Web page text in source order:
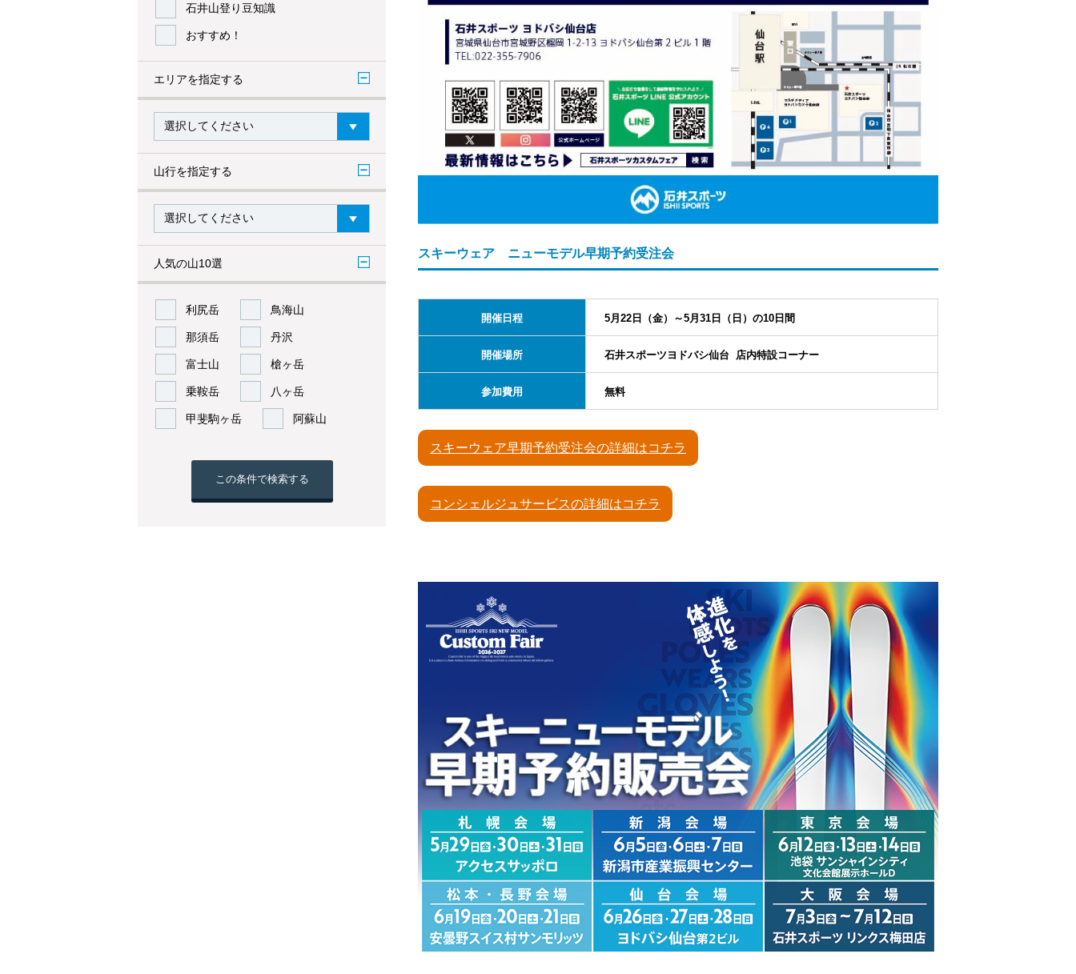
石井山登り豆知識
おすすめ！
エリアを指定する
山行を指定する
人気の山10選
利尻岳 鳥海山
那須岳 丹沢
富士山 槍ヶ岳
乗鞍岳 八ヶ岳
甲斐駒ヶ岳 阿蘇山
この条件で検索する
スキーウェア ニューモデル早期予約受注会
開催日程 5月22日（金）～5月31日（日）の10日間
開催場所 石井スポーツヨドバシ仙台 店内特設コーナー
参加費用 無料
スキーウェア早期予約受注会の詳細はコチラ
コンシェルジュサービスの詳細はコチラ